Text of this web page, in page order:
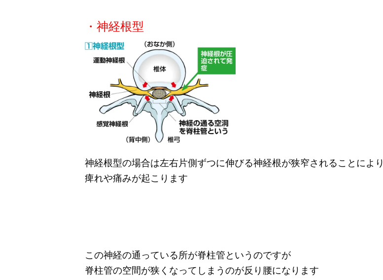
・神経根型
神経根型の場合は左右片側ずつに伸びる神経根が狭窄されることにより
痺れや痛みが起こります
この神経の通っている所が脊柱管というのですが
脊柱管の空間が狭くなってしまうのが反り腰になります